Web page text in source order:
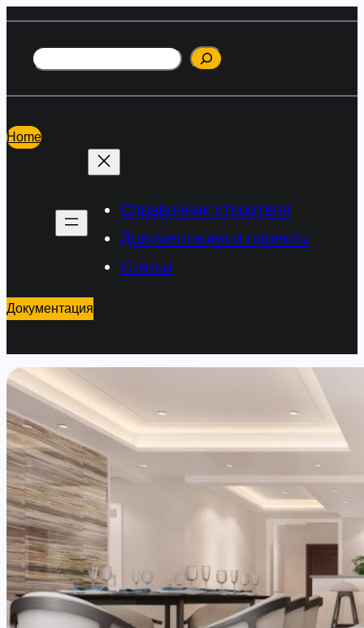
содержимому
Поиск
Home
Справочник строителя
Документация и проекты
Статьи
Документация